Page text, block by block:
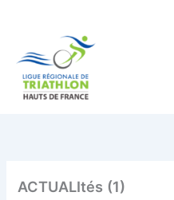
ACTUALItés (1)